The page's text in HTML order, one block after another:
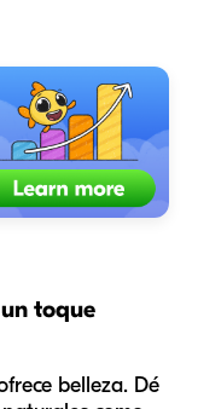
toque
belleza. Dé